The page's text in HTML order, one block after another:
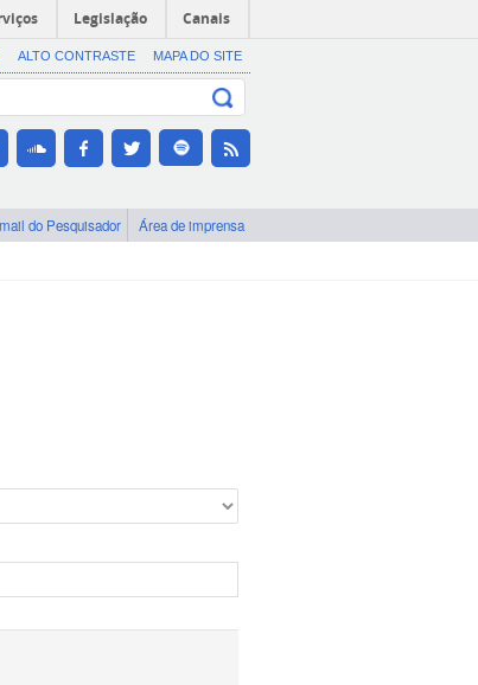
Legislação Canais
ALTO CONTRASTE MAPA DO SITE
do Pesquisador Área de imprensa